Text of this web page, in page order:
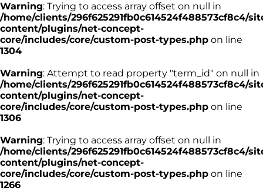
Warning: Trying to access array offset on null in
/home/clients/296f625291fb0c614524f488573cf8c4/
content/plugins/net-concept-
core/includes/core/custom-post-types.php on line
1304
Warning: Attempt to read property "term_id" on null in
/home/clients/296f625291fb0c614524f488573cf8c4/
content/plugins/net-concept-
core/includes/core/custom-post-types.php on line
1306
Warning: Trying to access array offset on null in
/home/clients/296f625291fb0c614524f488573cf8c4/
content/plugins/net-concept-
core/includes/core/custom-post-types.php on line
1266